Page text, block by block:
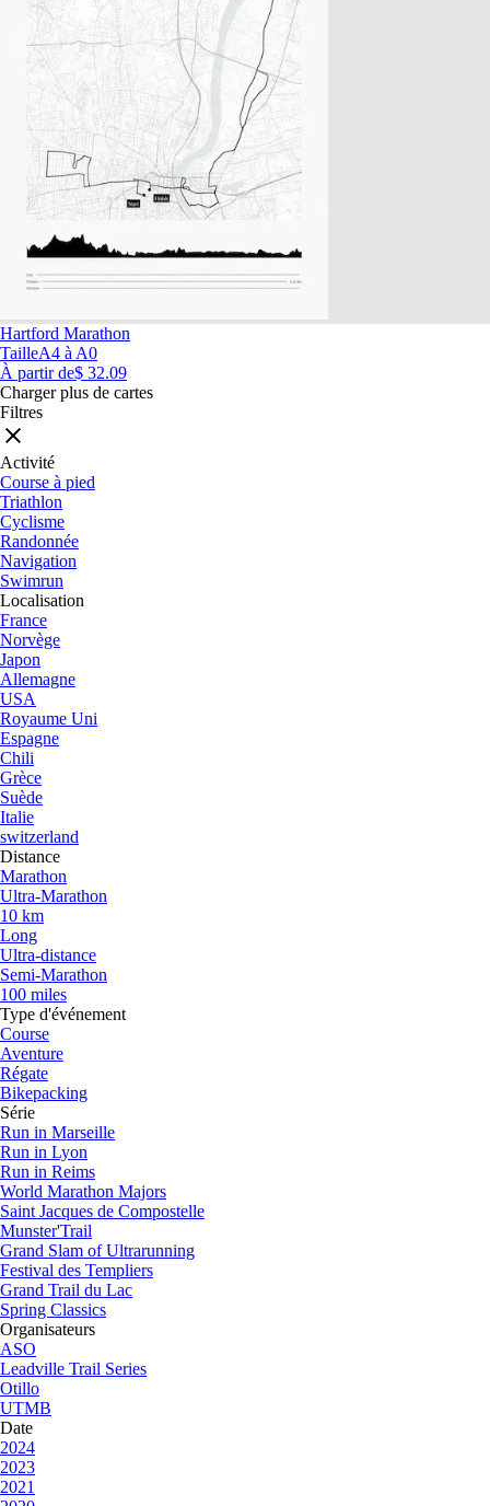
Hartford Marathon
TailleA4 à A0
À partir de$ 32.09
Charger plus de cartes
Filtres
Activité
Course à pied
Triathlon
Cyclisme
Randonnée
Navigation
Swimrun
Localisation
France
Norvège
Japon
Allemagne
USA
Royaume Uni
Espagne
Chili
Grèce
Suède
Italie
switzerland
Distance
Marathon
Ultra-Marathon
10 km
Long
Ultra-distance
Semi-Marathon
100 miles
Type d'événement
Course
Aventure
Régate
Bikepacking
Série
Run in Marseille
Run in Lyon
Run in Reims
World Marathon Majors
Saint Jacques de Compostelle
Munster'Trail
Grand Slam of Ultrarunning
Festival des Templiers
Grand Trail du Lac
Spring Classics
Organisateurs
ASO
Leadville Trail Series
Otillo
UTMB
Date
2024
2023
2021